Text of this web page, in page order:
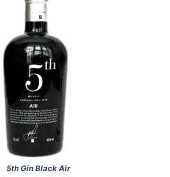
5th Gin Black Air